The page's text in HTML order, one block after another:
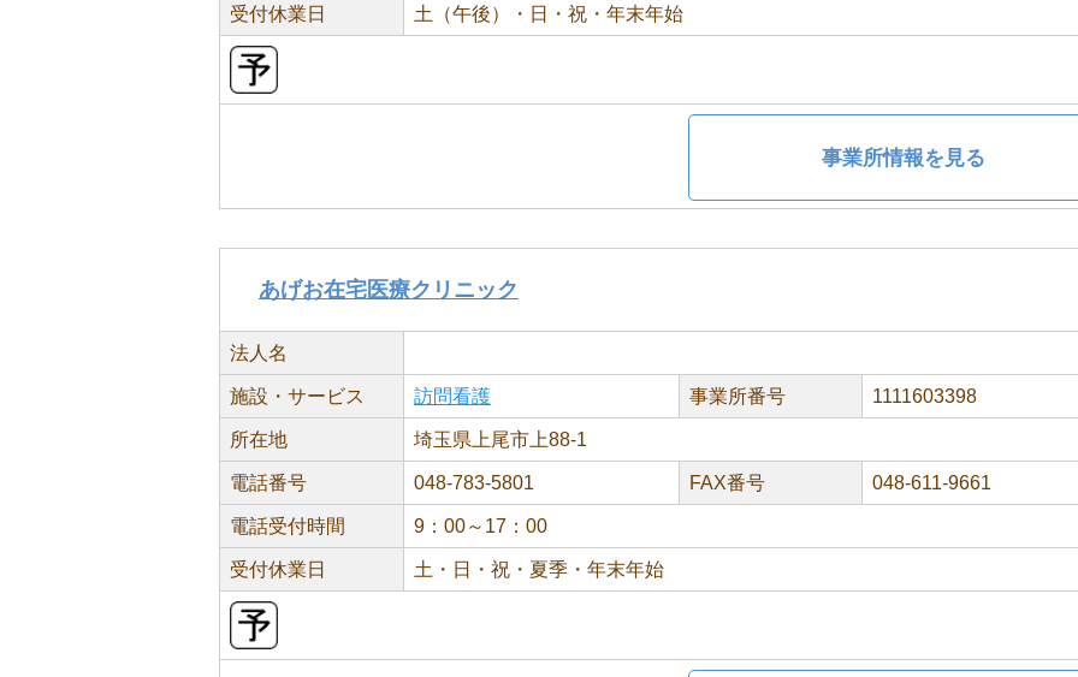
受付休業日 土（午後）・日・祝・年末年始
事業所情報を見る
あげお在宅医療クリニック
法人名
施設・サービス 訪問看護 事業所番号 1111603398
所在地 埼玉県上尾市上88-1
電話番号 048-783-5801 FAX番号 048-611-9661
電話受付時間 9：00～17：00
受付休業日 土・日・祝・夏季・年末年始